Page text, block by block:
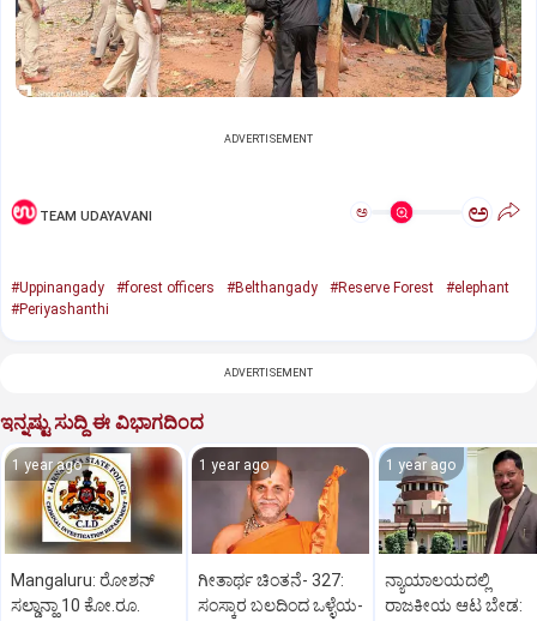
ADVERTISEMENT
TEAM UDAYAVANI ಅ ಅ
#Uppinangady #forest officers #Belthangady #Reserve Forest
#elephant
#Periyashanthi
ADVERTISEMENT
ಇನ್ನಷ್ಟು ಸುದ್ದಿ ಈ ವಿಭಾಗದಿಂದ
1 year ago
Mangaluru: ರೋಶನ್‌
ಸಲ್ಡಾನ್ಹಾ 10 ಕೋ.ರೂ.
1 year ago
ಗೀತಾರ್ಥ ಚಿಂತನೆ- 327:
ಸಂಸ್ಕಾರ ಬಲದಿಂದ ಒಳ್ಳೆಯ-
1 year ago
ನ್ಯಾಯಾಲಯದಲ್ಲಿ
ರಾಜಕೀಯ ಆಟ ಬೇಡ: